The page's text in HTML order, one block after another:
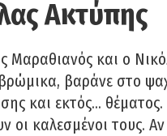
Ακτύπης
Μαραθιανός και ο
βαράνε στο
και εκτός… θέματος.
οι καλεσμένοι τους.